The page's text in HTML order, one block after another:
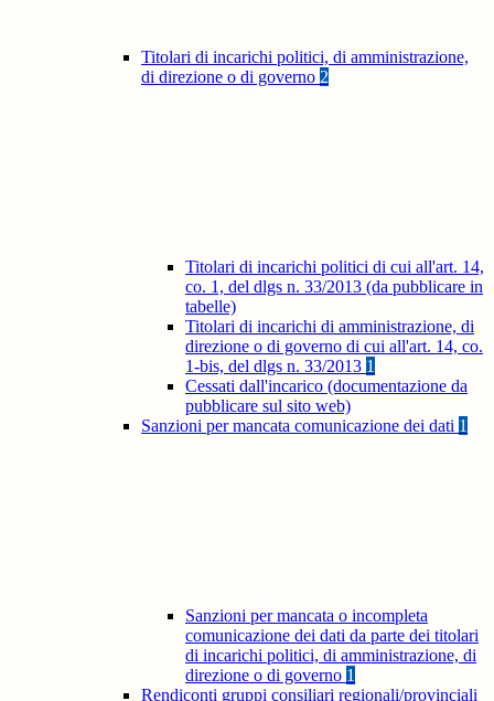
Titolari di incarichi politici, di amministrazione,
di direzione o di governo 2
Titolari di incarichi politici di cui all'art. 14,
co. 1, del dlgs n. 33/2013 (da pubblicare in
tabelle)
Titolari di incarichi di amministrazione, di
direzione o di governo di cui all'art. 14, co.
1-bis, del dlgs n. 33/2013 1
Cessati dall'incarico (documentazione da
pubblicare sul sito web)
Sanzioni per mancata comunicazione dei dati 1
Sanzioni per mancata o incompleta
comunicazione dei dati da parte dei titolari
di incarichi politici, di amministrazione, di
direzione o di governo 1
Rendiconti gruppi consiliari regionali/provinciali